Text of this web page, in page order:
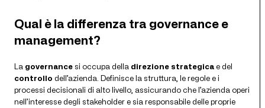
Qual è la differenza tra governance e
management?
La governance si occupa della direzione strategica e del
controllo dell’azienda. Definisce la struttura, le regole e i
processi decisionali di alto livello, assicurando che l’azienda operi
nell’interesse degli stakeholder e sia responsabile delle proprie